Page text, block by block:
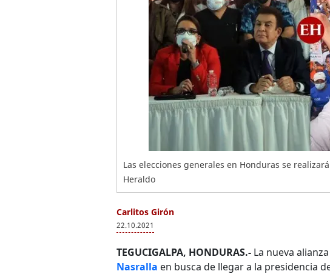
Las elecciones generales en Honduras se
Heraldo
Carlitos Girón
22.10.2021
TEGUCIGALPA, HONDURAS.- La nueva
Nasralla en busca de llegar a la presidencia